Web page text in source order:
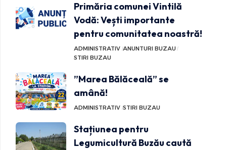
Primăria comunei Vintilă
Vodă: Vești importante
pentru comunitatea noastră!
ADMINISTRATIV ANUNTURI BUZAU
STIRI BUZAU
”Marea Bălăceală” se
amână!
ADMINISTRATIV STIRI BUZAU
Stațiunea pentru
Legumicultură Buzău caută